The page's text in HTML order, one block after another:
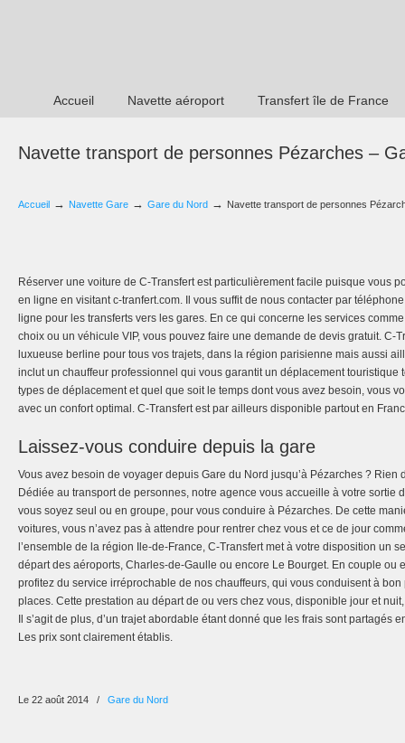
Accueil Navette aéroport Transfert île de France
Navette transport de personnes Pézarches –
Accueil → Navette Gare → Gare du Nord → Navette transport de personnes
Réserver une voiture de C-Transfert est particulièrement facile puisque vous
en ligne en visitant c-tranfert.com. Il vous suffit de nous contacter par
ligne pour les transferts vers les gares. En ce qui concerne les services
choix ou un véhicule VIP, vous pouvez faire une demande de devis gratuit. C-
luxueuse berline pour tous vos trajets, dans la région parisienne mais aussi
inclut un chauffeur professionnel qui vous garantit un déplacement touristique
types de déplacement et quel que soit le temps dont vous avez besoin, vous
avec un confort optimal. C-Transfert est par ailleurs disponible partout en
Laissez-vous conduire depuis la gare
Vous avez besoin de voyager depuis Gare du Nord jusqu’à Pézarches ? Rien
Dédiée au transport de personnes, notre agence vous accueille à votre sortie
vous soyez seul ou en groupe, pour vous conduire à Pézarches. De cette
voitures, vous n’avez pas à attendre pour rentrer chez vous et ce de jour
l’ensemble de la région Ile-de-France, C-Transfert met à votre disposition un
départ des aéroports, Charles-de-Gaulle ou encore Le Bourget. En couple ou
profitez du service irréprochable de nos chauffeurs, qui vous conduisent à
places. Cette prestation au départ de ou vers chez vous, disponible jour et
Il s’agit de plus, d’un trajet abordable étant donné que les frais sont partagés
Les prix sont clairement établis.
Le 22 août 2014 / Gare du Nord